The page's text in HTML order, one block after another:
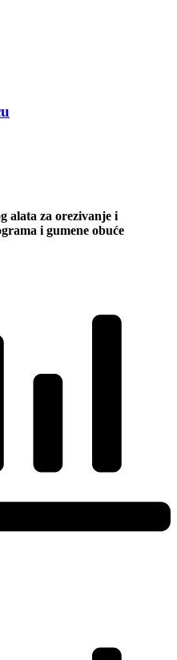
alata za orezivanje i
i gumene obuće